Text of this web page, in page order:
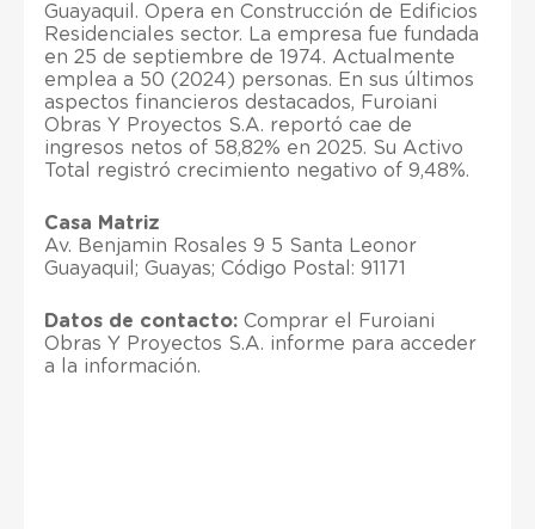
Guayaquil. Opera en Construcción de Edificios
Residenciales sector. La empresa fue fundada
en 25 de septiembre de 1974. Actualmente
emplea a 50 (2024) personas. En sus últimos
aspectos financieros destacados, Furoiani
Obras Y Proyectos S.A. reportó cae de
ingresos netos of 58,82% en 2025. Su Activo
Total registró crecimiento negativo of 9,48%.
Casa Matriz
Av. Benjamin Rosales 9 5 Santa Leonor
Guayaquil; Guayas; Código Postal: 91171
Datos de contacto: Comprar el Furoiani
Obras Y Proyectos S.A. informe para acceder
a la información.